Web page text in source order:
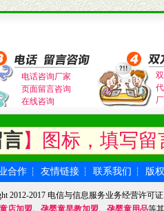
的利润空间和市场经营的高额回报
售，提供终端物料及宣传促销用品
的行销计划，产品的发展，以及行
、宝宝提供完善的营养健康产品和
。
作加盟流程。
电话咨询厂家
页面留言咨询
在线咨询
】图标，填写留
合作 ┆ 友情链接 ┆ 联系我们 ┆ 版
2012-2017 电信与信息服务业务经营许可证
店加盟、 孕婴童早教加盟、 孕婴童用品等